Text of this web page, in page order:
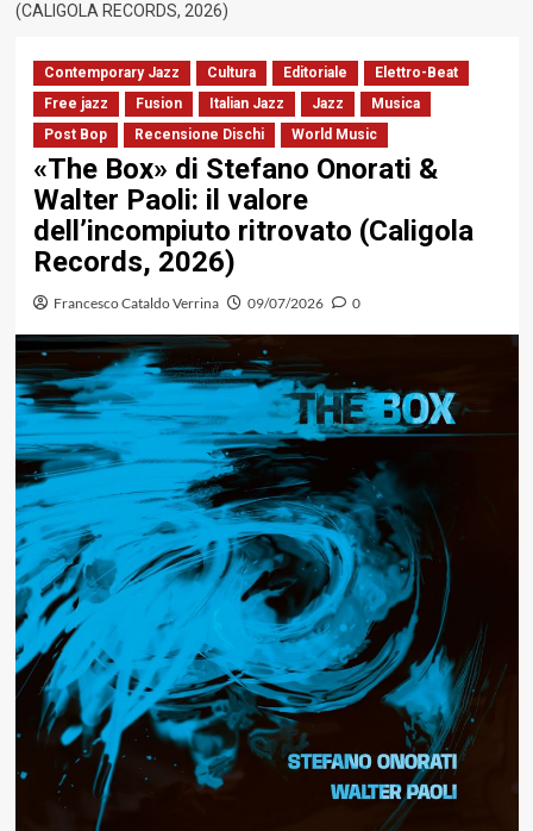
(CALIGOLA RECORDS, 2026)
Contemporary Jazz Cultura Editoriale
Elettro-Beat
Free jazz
Fusion Italian Jazz Jazz
Musica
Post Bop
Recensione Dischi World Music
«The Box» di Stefano Onorati &
Walter Paoli: il valore
dell’incompiuto ritrovato (Caligola
Records, 2026)
Francesco Cataldo Verrina 09/07/2026 0